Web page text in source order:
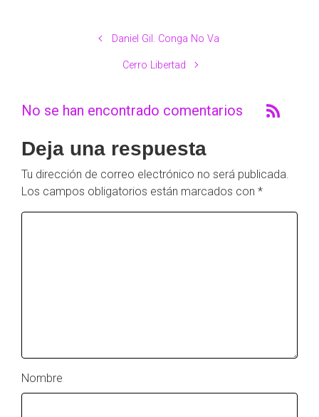
Daniel Gil. Conga No Va
Cerro Libertad
No se han encontrado comentarios
Deja una respuesta
Tu dirección de correo electrónico no será publicada.
Los campos obligatorios están marcados con *
Nombre